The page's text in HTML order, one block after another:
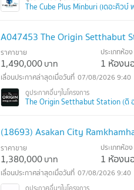
The Cube Plus Minburi (เดอะคิวบ์
A047453 The Origin Setthabut
ราคาขาย
1,490,000บาท
ประเภทห้อง
1 ห้องน
07/08/2026 9:40
The Origin Setthabut Station (ดิ
(18693) Asakan City
ราคาขาย
1,380,000บาท
ประเภทห้อง
1 ห้องน
07/08/2026 9:40